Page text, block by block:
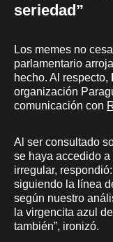
seriedad”
Los memes no
parlamentario
hecho. Al respecto,
organización
comunicación con
Al ser consultado
se haya accedido
irregular,
siguiendo la línea
según nuestro
la virgencita azul
también”, ironizó.